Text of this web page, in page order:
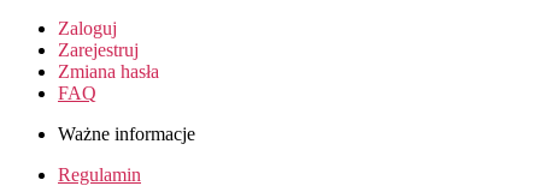
Zaloguj
Zarejestruj
Zmiana hasła
FAQ
Ważne informacje
Regulamin